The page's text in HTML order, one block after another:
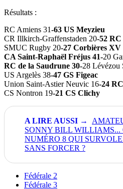
Résultats :
RC Amiens 31-63 US Meyzieu
CR Illkirch-Graffenstaden 20-52
SMUC Rugby 20-27 Corbières XV
CA Saint-Raphaël Fréjus 41-20
RC de la Saudrune 30-28 Lévézou
US Argelès 38-47 GS Figeac
Union Saint-Astier Neuvic 16-24
CS Nontron 19-21 CS Clichy
SONNY BILL WILLIAMS...
NUMÉRO 8 QUI
SANS FORCER ?
Fédérale 2
Fédérale 3